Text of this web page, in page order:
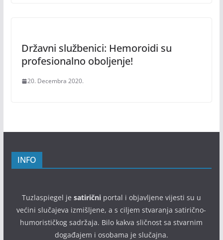
Državni službenici: Hemoroidi su
profesionalno oboljenje!
20. Decembra 2020.
INFO
Tuzlaspiegel je satiričniportal i objavljene vijesti su u
većini slučajeva izmišljene, a s ciljem stvaranja satirično-
humorističkog sadržaja. Bilo kakva sličnost sa stvarnim
događajem i osobama je slučajna.